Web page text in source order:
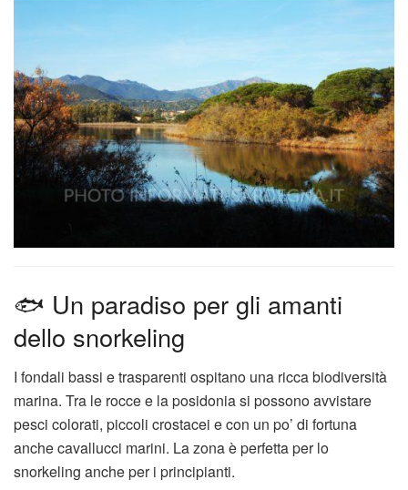
🐟 Un paradiso per gli amanti
dello snorkeling
I fondali bassi e trasparenti ospitano una ricca biodiversità
marina. Tra le rocce e la posidonia si possono avvistare
pesci colorati, piccoli crostacei e con un po’ di fortuna
anche cavallucci marini. La zona è perfetta per lo
snorkeling anche per i principianti.